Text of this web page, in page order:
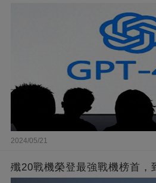
2024/05/21
殲20戰機榮登最強戰機榜首，